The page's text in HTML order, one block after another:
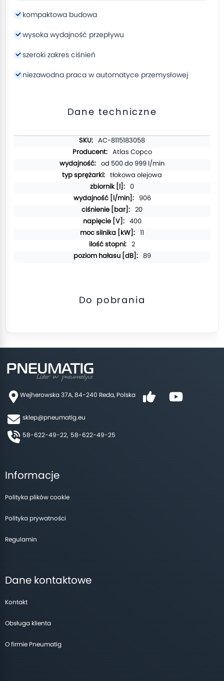
kompaktowa budowa
wysoka wydajność przepływu
szeroki zakres ciśnień
niezawodna praca w automatyce przemysłowej
Dane techniczne
AC-8115183058
Atlas Copco
od 500 do 999 l/min
tłokowa olejowa
0
906
20
400
11
2
89
Do pobrania
Wejherowska 37A, 84-240 Reda, Polska
sklep@pneumatig.eu
58-622-49-22, 58-622-49-25
Informacje
Polityka plików cookie
Polityka prywatności
Regulamin
Dane kontaktowe
Kontakt
Obsługa klienta
O firmie Pneumatig